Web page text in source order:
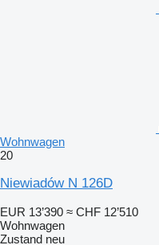
Wohnwagen
20
Niewiadów N 126D
EUR 13’390 ≈ CHF 12’510
Wohnwagen
Zustand neu